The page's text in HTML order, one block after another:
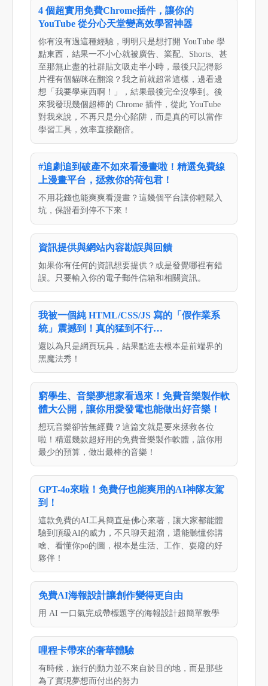
4 個超實用免費Chrome插件，讓你的
YouTube 從分心天堂變高效學習神器
你有沒有過這種經驗，明明只是想打開 YouTube 學
點東西，結果一不小心就被廣告、業配、Shorts、甚
至那無止盡的社群貼文吸走半小時，最後只記得影
片裡有個貓咪在翻滾？我之前就超常這樣，邊看邊
想「我要學東西啊！」，結果最後完全沒學到。後
來我發現幾個超棒的 Chrome 插件，從此 YouTube
對我來說，不再只是分心陷阱，而是真的可以當作
學習工具，效率直接翻倍。
#追劇追到破產不如來看漫畫啦！精選免費線
上漫畫平台，拯救你的荷包君！
不用花錢也能爽爽看漫畫？這幾個平台讓你輕鬆入
坑，保證看到停不下來！
資訊提供與網站內容勘誤與回饋
如果你有任何的資訊想要提供？或是發覺哪裡有錯
誤。只要輸入你的電子郵件信箱和相關資訊。
我被一個純 HTML/CSS/JS 寫的「假作業系
統」震撼到！真的猛到不行…
還以為只是網頁玩具，結果點進去根本是前端界的
黑魔法秀！
窮學生、音樂夢想家看過來！免費音樂製作軟
體大公開，讓你用愛發電也能做出好音樂！
想玩音樂卻苦無經費？這篇文就是要來拯救各位
啦！精選幾款超好用的免費音樂製作軟體，讓你用
最少的預算，做出最棒的音樂！
GPT-4o來啦！免費仔也能爽用的AI神隊友駕
到！
這款免費的AI工具簡直是佛心來著，讓大家都能體
驗到頂級AI的威力，不只聊天超溜，還能聽懂你講
啥、看懂你po的圖，根本是生活、工作、耍廢的好
夥伴！
免費AI海報設計讓創作變得更自由
用 AI 一口氣完成帶標題字的海報設計超簡單教學
哩程卡帶來的奢華體驗
有時候，旅行的動力並不來自於目的地，而是那些
為了實現夢想而付出的努力